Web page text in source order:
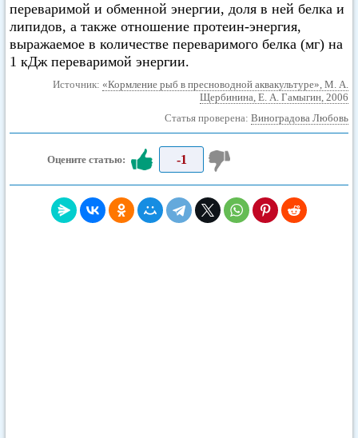
переваримой и обменной энергии, доля в ней белка и
липидов, а также отношение протеин-энергия,
выражаемое в количестве переваримого белка (мг) на
1 кДж переваримой энергии.
Источник: «Кормление рыб в пресноводной аквакультуре», М. А.
Щербинина, Е. А. Гамыгин, 2006
Статья проверена: Виноградова Любовь
Оцените статью: -1